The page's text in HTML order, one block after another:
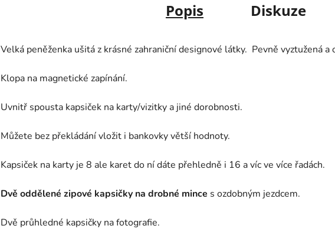
Popis Diskuze
Velká peněženka ušitá z krásné zahraniční designové látky. Pevně vyztužená a
Klopa na magnetické zapínání.
Uvnitř spousta kapsiček na karty/vizitky a jiné dorobnosti.
Můžete bez překládání vložit i bankovky větší hodnoty.
Kapsiček na karty je 8 ale karet do ní dáte přehledně i 16 a víc ve více řadách.
Dvě oddělené zipové kapsičky na drobné mince s ozdobným jezdcem.
Dvě průhledné kapsičky na fotografie.